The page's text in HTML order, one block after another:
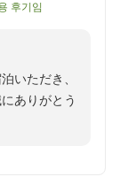
181235?
후기임
いただき、
ありがとう